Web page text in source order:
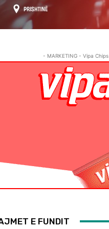
- MARKETING - Vipa Chips
E FUNDIT